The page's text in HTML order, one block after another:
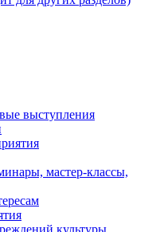
выступления
мастер-классы,
культуры